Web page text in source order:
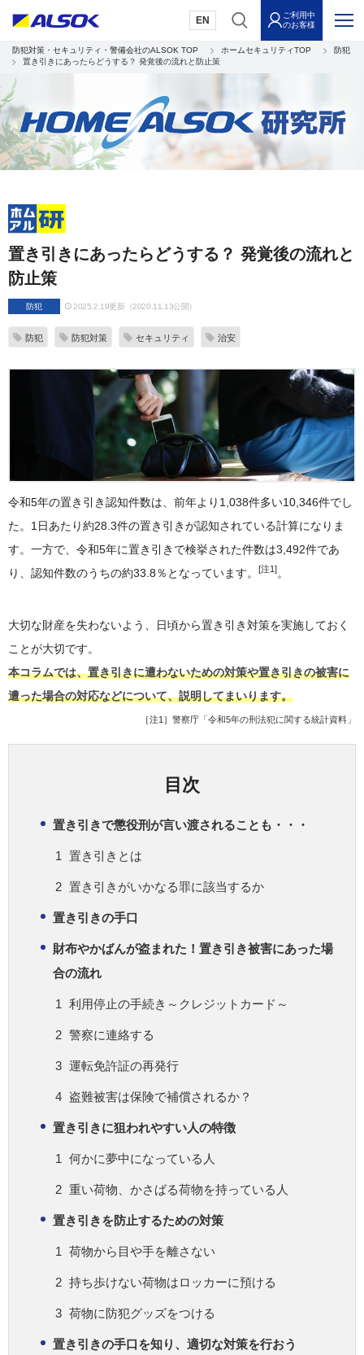
EN
ご利用中
のお客様
防犯対策・セキュリティ・警備会社のALSOK TOP ホームセキュリティTOP
防犯
置き引きにあったらどうする？ 発覚後の流れと防止策
置き引きにあったらどうする？ 発覚後の流れと
防止策
防犯 2025.2.19更新（2020.11.13公開）
防犯 防犯対策 セキュリティ 治安
令和5年の置き引き認知件数は、前年より1,038件多い10,346件でし
た。1日あたり約28.3件の置き引きが認知されている計算になりま
す。一方で、令和5年に置き引きで検挙された件数は3,492件であ
り、認知件数のうちの約33.8％となっています。
[注1]。
大切な財産を失わないよう、日頃から置き引き対策を実施しておく
ことが大切です。
本コラムでは、置き引きに遭わないための対策や置き引きの被害に
遭った場合の対応などについて、説明してまいります。
［注1］ 警察庁「令和5年の刑法犯に関する統計資料」
目次
置き引きで懲役刑が言い渡されることも・・・
置き引きとは
置き引きがいかなる罪に該当するか
置き引きの手口
財布やかばんが盗まれた！置き引き被害にあった場
合の流れ
利用停止の手続き～クレジットカード～
警察に連絡する
運転免許証の再発行
盗難被害は保険で補償されるか？
置き引きに狙われやすい人の特徴
何かに夢中になっている人
重い荷物、かさばる荷物を持っている人
置き引きを防止するための対策
荷物から目や手を離さない
持ち歩けない荷物はロッカーに預ける
荷物に防犯グッズをつける
置き引きの手口を知り、適切な対策を行おう